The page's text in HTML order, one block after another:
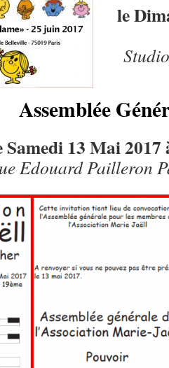
le
Assemblée
Samedi 13 Mai 2017
Edouard Pailleron